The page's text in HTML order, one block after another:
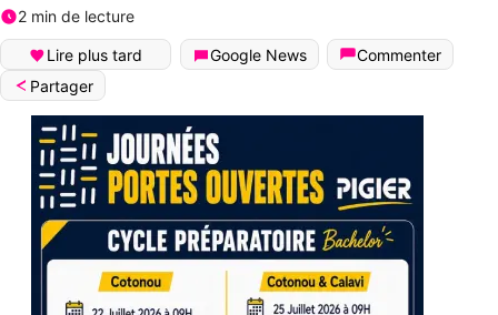
2 min de lecture
Lire plus tard Google News
Commenter
Partager